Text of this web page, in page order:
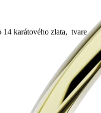
14 karátového zlata, tvare